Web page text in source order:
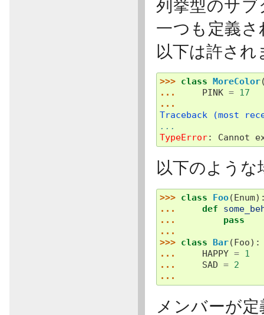
列挙型のサ
一つも定義
以下は許され
>>> class MoreColor
...
PINK = 17
...
Traceback (most
...
TypeError: Cannot
以下のよう
>>> class Foo(Enum
...
def
...
pass
...
>>> class Bar(Foo):
...
HAPPY = 1
...
SAD = 2
...
メンバーが